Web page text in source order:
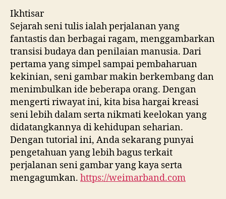
Ikhtisar
Sejarah seni tulis ialah perjalanan yang
fantastis dan berbagai ragam, menggambarkan
transisi budaya dan penilaian manusia. Dari
pertama yang simpel sampai pembaharuan
kekinian, seni gambar makin berkembang dan
menimbulkan ide beberapa orang. Dengan
mengerti riwayat ini, kita bisa hargai kreasi
seni lebih dalam serta nikmati keelokan yang
didatangkannya di kehidupan seharian.
Dengan tutorial ini, Anda sekarang punyai
pengetahuan yang lebih bagus terkait
perjalanan seni gambar yang kaya serta
mengagumkan. https://weimarband.com